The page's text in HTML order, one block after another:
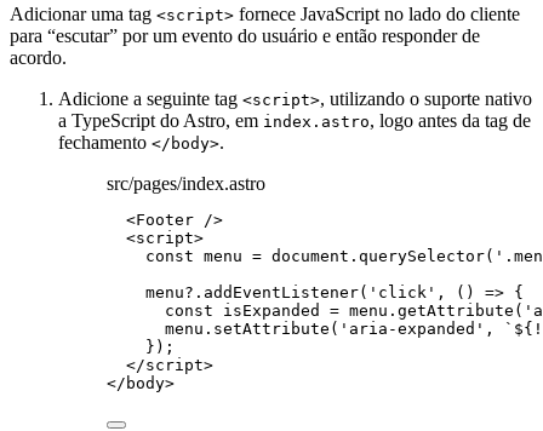
Adicionar uma tag <script> fornece JavaScript no lado do cliente
para “escutar” por um evento do usuário e então responder de
acordo.
Adicione a seguinte tag <script>, utilizando o suporte nativo
a TypeScript do Astro, em index.astro, logo antes da tag de
fechamento </body>.
src/pages/index.astro
<Footer />
<script>
const menu = document . querySelector( '
menu?. addEventListener( ' click ' , () => {
const isExpanded = menu . getAttribute ( '
menu . setAttribute ( ' aria-expanded ' , ` ${ !
});
</script>
</ body>